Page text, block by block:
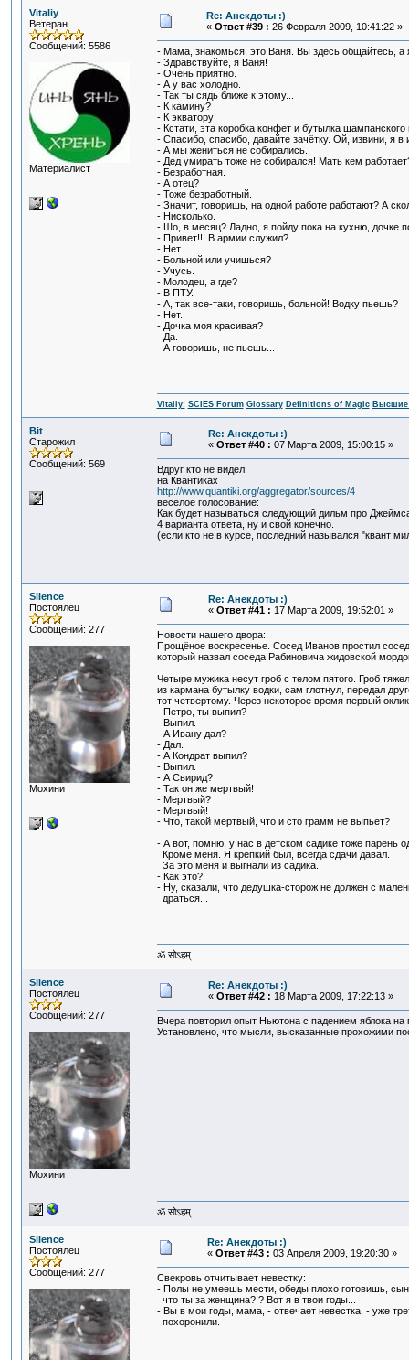
Vitaliy
Ветеран
Сообщений: 5586
Материалист
Re: Анекдоты :)
« Ответ #39 : 26 Февраля 2009, 10:41:22 »
- Мама, знакомься, это Ваня. Вы здесь общайтесь, а
- Здравствуйте, я Ваня!
- Очень приятно.
- А у вас холодно.
- Так ты сядь ближе к этому...
- К камину?
- К экватору!
- Кстати, эта коробка конфет и бутылка шампанского
- Спасибо, спасибо, давайте зачётку. Ой, извини, я
- А мы жениться не собирались.
- Дед умирать тоже не собирался! Мать кем
- Безработная.
- А отец?
- Тоже безработный.
- Значит, говоришь, на одной работе работают? А
- Нисколько.
- Шо, в месяц? Ладно, я пойду пока на кухню, дочке
- Привет!!! В армии служил?
- Нет.
- Больной или учишься?
- Учусь.
- Молодец, а где?
- В ПТУ.
- А, так все-таки, говоришь, больной! Водку пьешь?
- Нет.
- Дочка моя красивая?
- Да.
- А говоришь, не пьешь...
Vitaliy: SCIES Forum Glossary Definitions of Magic Высшие
Bit
Старожил
Сообщений: 569
Re: Анекдоты :)
« Ответ #40 : 07 Марта 2009, 15:00:15 »
Вдруг кто не видел:
на Квантиках
http://www.quantiki.org/aggregator/sources/4
веселое голосование:
Как будет называться следующий дильм про
4 варианта ответа, ну и свой конечно.
(если кто не в курсе, последний назывался "квант
Silence
Постоялец
Сообщений: 277
Мохини
Re: Анекдоты :)
« Ответ #41 : 17 Марта 2009, 19:52:01 »
Новости нашего двора:
Прощёное воскресенье. Сосед Иванов простил
который назвал соседа Рабиновича жидовской
Четыре мужика несут гроб с телом пятого. Гроб
из кармана бутылку водки, сам глотнул, передал
тот четвертому. Через некоторое время первый
- Петро, ты выпил?
- Выпил.
- А Ивану дал?
- Дал.
- А Кондрат выпил?
- Выпил.
- А Свирид?
- Так он же мертвый!
- Мертвый?
- Мертвый!
- Что, такой мертвый, что и сто грамм не выпьет?
- А вот, помню, у нас в детском садике тоже парень
Кроме меня. Я крепкий был, всегда сдачи давал.
За это меня и выгнали из садика.
- Как это?
- Ну, сказали, что дедушка-сторож не должен с
драться...
ॐ सोऽहम्
Silence
Постоялец
Сообщений: 277
Мохини
Re: Анекдоты :)
« Ответ #42 : 18 Марта 2009, 17:22:13 »
Вчера повторил опыт Ньютона с падением яблока
Установлено, что мысли, высказанные прохожими
ॐ सोऽहम्
Silence
Постоялец
Сообщений: 277
Re: Анекдоты :)
« Ответ #43 : 03 Апреля 2009, 19:20:30 »
Свекровь отчитывает невестку:
- Полы не умеешь мести, обеды плохо готовишь,
что ты за женщина?!? Вот я в твои годы...
- Вы в мои годы, мама, - отвечает невестка, - уже
похоронили.